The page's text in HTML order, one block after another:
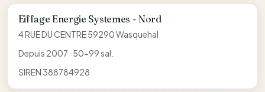
Eiffage Energie Systemes - Nord
4 RUE DU CENTRE 59290 Wasquehal
Depuis 2007 · 50-99 sal.
SIREN 388784928